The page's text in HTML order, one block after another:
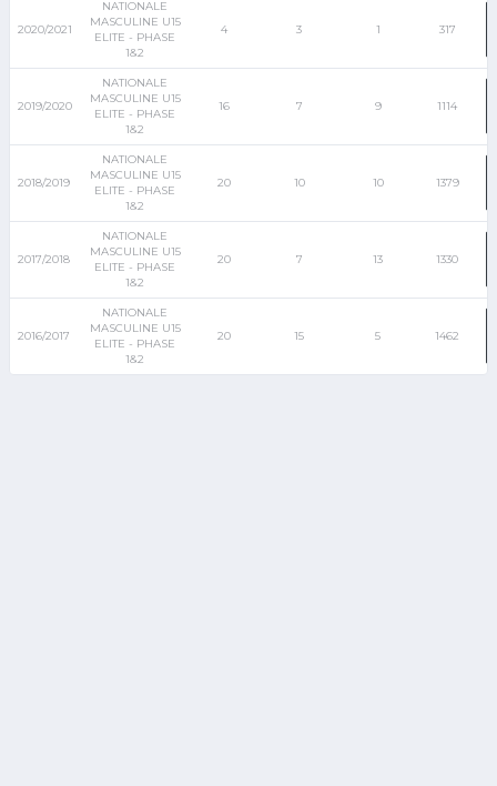
2020/2021
NATIONALE
MASCULINE U15
ELITE - PHASE
1&2
4 3 1 317
2019/2020
NATIONALE
MASCULINE U15
ELITE - PHASE
1&2
16 7 9 1114
2018/2019
NATIONALE
MASCULINE U15
ELITE - PHASE
1&2
20 10 10 1379
2017/2018
NATIONALE
MASCULINE U15
ELITE - PHASE
1&2
20 7 13 1330
2016/2017
NATIONALE
MASCULINE U15
ELITE - PHASE
1&2
20 15 5 1462